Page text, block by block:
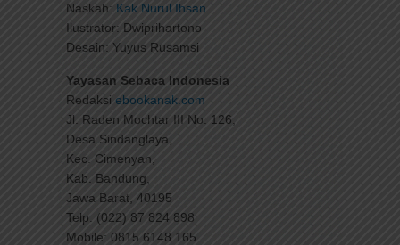
Naskah: Kak Nurul Ihsan
Ilustrator: Dwiprihartono
Desain: Yuyus Rusamsi
Yayasan Sebaca Indonesia
Redaksi ebookanak.com
Jl. Raden Mochtar III No. 126,
Desa Sindanglaya,
Kec. Cimenyan,
Kab. Bandung,
Jawa Barat, 40195
Telp. (022) 87 824 898
Mobile: 0815 6148 165